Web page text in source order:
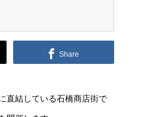
Share
直結している石橋商店街で